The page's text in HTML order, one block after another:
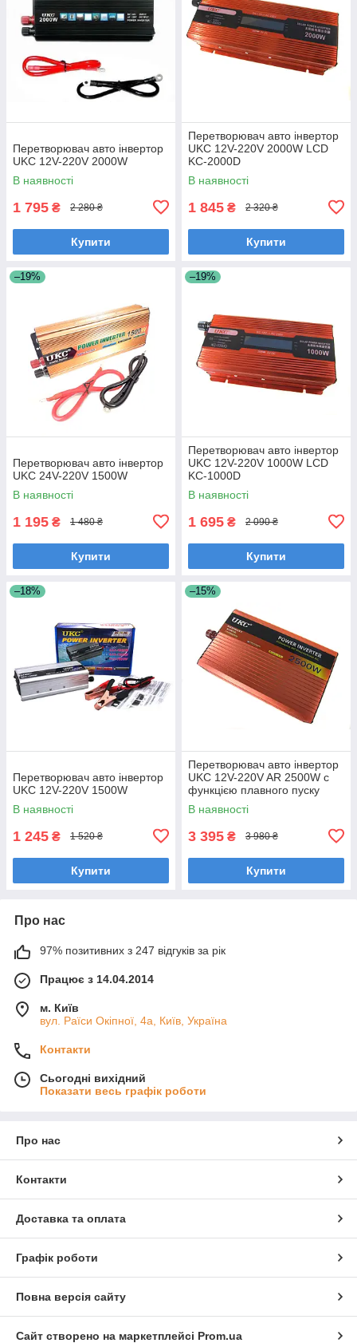
Перетворювач авто інвертор
UKC 12V-220V 2000W
В наявності
1 795 ₴ 2 280 ₴
Купити
Перетворювач авто інвертор
UKC 12V-220V 2000W LCD
KC-2000D
В наявності
1 845 ₴ 2 320 ₴
Купити
–19%
Перетворювач авто інвертор
UKC 24V-220V 1500W
В наявності
1 195 ₴ 1 480 ₴
Купити
–19%
Перетворювач авто інвертор
UKC 12V-220V 1000W LCD
KC-1000D
В наявності
1 695 ₴ 2 090 ₴
Купити
–18%
Перетворювач авто інвертор
UKC 12V-220V 1500W
В наявності
1 245 ₴ 1 520 ₴
Купити
–15%
Перетворювач авто інвертор
UKC 12V-220V AR 2500W c
функцією плавного пуску
В наявності
3 395 ₴ 3 980 ₴
Купити
Про нас
97% позитивних з 247 відгуків за рік
Працює з 14.04.2014
м. Київ
вул. Раїси Окіпної, 4а, Київ, Україна
Контакти
Сьогодні вихідний
Показати весь графік роботи
Про нас
Контакти
Доставка та оплата
Графік роботи
Повна версія сайту
Сайт створено на маркетплейсі Prom.ua